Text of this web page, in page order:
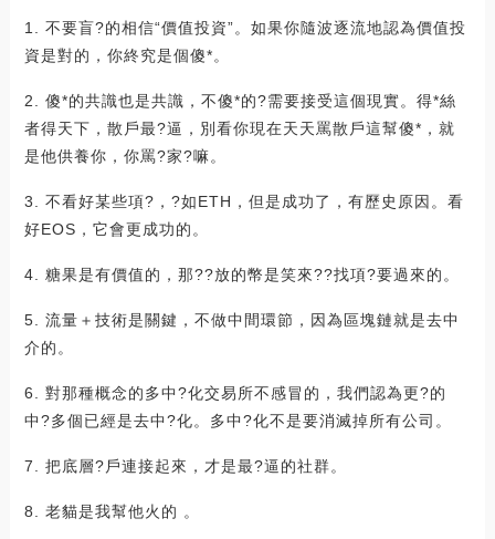
1. 不要盲?的相信“價值投資”。如果你隨波逐流地認為價值投
資是對的，你終究是個傻*。
2. 傻*的共識也是共識，不傻*的?需要接受這個現實。得*絲
者得天下，散戶最?逼，別看你現在天天罵散戶這幫傻*，就
是他供養你，你罵?家?嘛。
3. 不看好某些項?，?如ETH，但是成功了，有歷史原因。看
好EOS，它會更成功的。
4. 糖果是有價值的，那??放的幣是笑來??找項?要過來的。
5. 流量＋技術是關鍵，不做中間環節，因為區塊鏈就是去中
介的。
6. 對那種概念的多中?化交易所不感冒的，我們認為更?的
中?多個已經是去中?化。多中?化不是要消滅掉所有公司。
7. 把底層?戶連接起來，才是最?逼的社群。
8. 老貓是我幫他火的 。